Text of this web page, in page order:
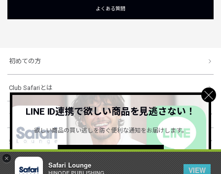
×
Safari Lounge
VIEW
よくある質問
初めての方
Club Safariとは
ショッピングガイド
会社概要・規約
LINE ID連携で欲しい商品を見逃さない！
欲しい商品の買い逃しを防ぐ便利な通知をお届けします。
詳しくはこちら ＞